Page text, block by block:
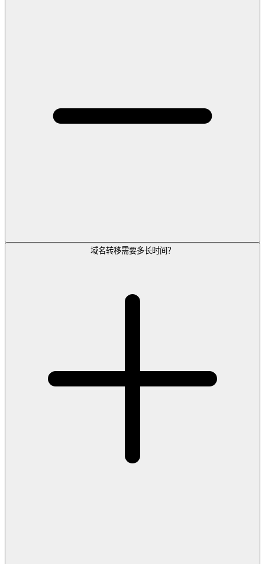
域名转移需要多长时间？